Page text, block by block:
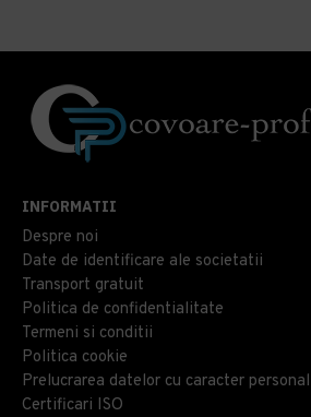
INFORMATII
Despre noi
Date de identificare ale societatii
Transport gratuit
Politica de confidentialitate
Termeni si conditii
Politica cookie
Prelucrarea datelor cu caracter personal
Certificari ISO